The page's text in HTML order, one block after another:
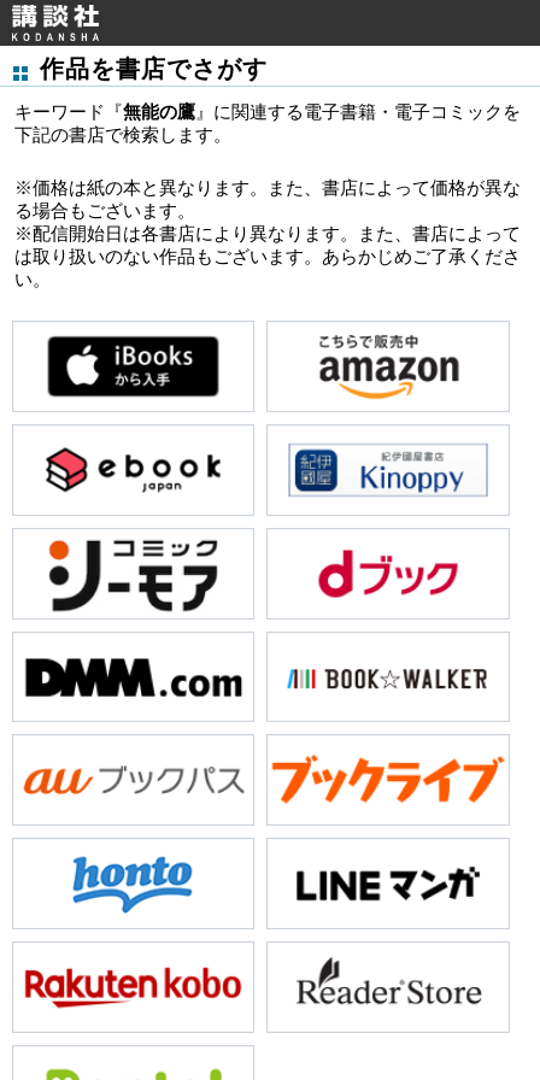
作品を書店でさがす
キーワード『無能の鷹 』に関連する電子書籍・電子コミックを
下記の書店で検索します。
※価格は紙の本と異なります。また、書店によって価格が異な
る場合もございます。
※配信開始日は各書店により異なります。また、書店によって
は取り扱いのない作品もございます。あらかじめご了承くださ
い。